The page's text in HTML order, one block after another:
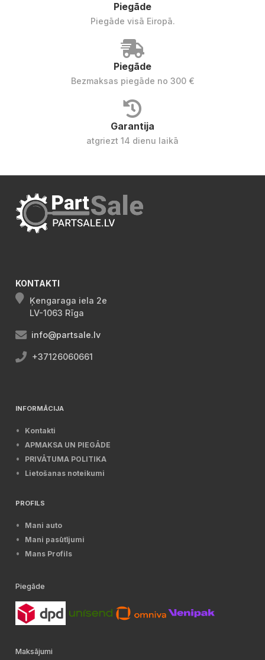
Piegāde
Piegāde visā Eiropā.
Piegāde
Bezmaksas piegāde no 300 €
Garantija
atgriezt 14 dienu laikā
KONTAKTI
Ķengaraga iela 2e
LV-1063 Rīga
info@partsale.lv
+37126060661
INFORMĀCIJA
Kontakti
APMAKSA UN PIEGĀDE
PRIVĀTUMA POLITIKA
Lietošanas noteikumi
PROFILS
Mani auto
Mani pasūtījumi
Mans Profils
Piegāde
Maksājumi